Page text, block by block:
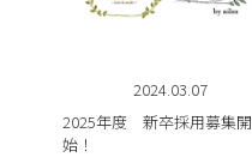
2024.03.07
2025年度 新卒採用募集開
始！